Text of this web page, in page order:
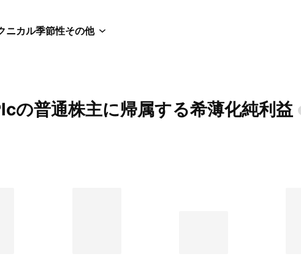
ニカル季節性その他
の普通株主に帰属する希薄化純利益